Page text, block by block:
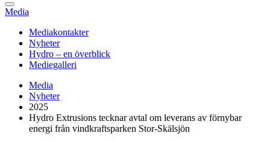
Media
Mediakontakter
Nyheter
Hydro – en överblick
Mediegalleri
Media
Nyheter
2025
Hydro Extrusions tecknar avtal om leverans av förnybar
energi från vindkraftsparken Stor-Skälsjön